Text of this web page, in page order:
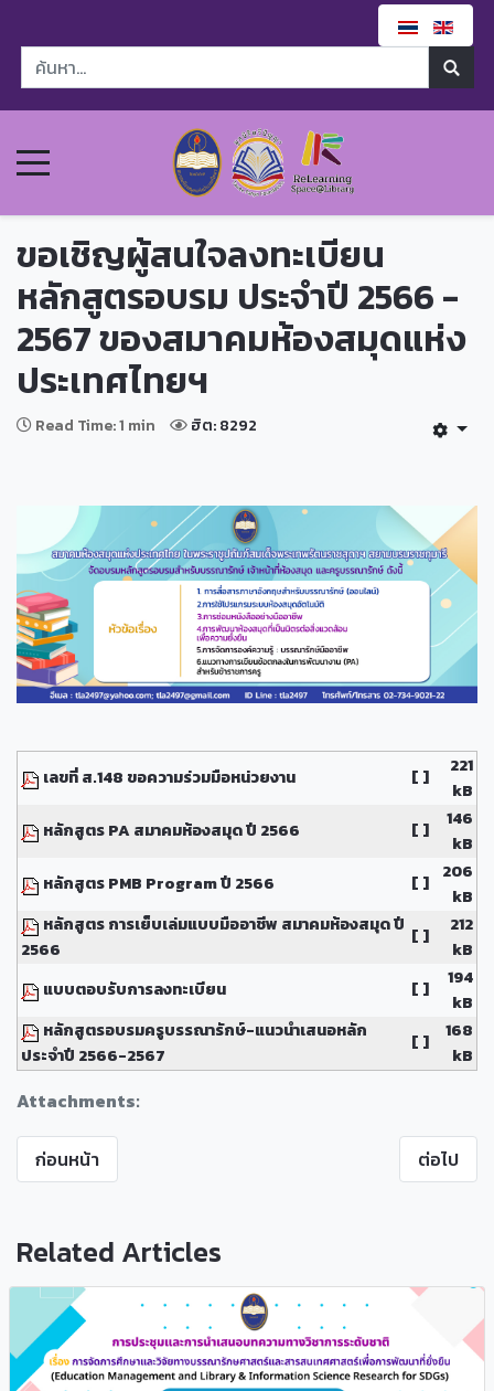
ขอเชิญผู้สนใจลงทะเบียน
หลักสูตรอบรม ประจำปี 2566 -
2567 ของสมาคมห้องสมุดแห่ง
ประเทศไทยฯ
Read Time: 1 min ฮิต: 8292
Attachments:
เลขที่ ส.148 ขอความร่วมมือหน่วยงาน [ ]
221
kB
หลักสูตร PA สมาคมห้องสมุด ปี 2566
[ ]
146
kB
หลักสูตร PMB Program ปี 2566
[ ] 206
kB
หลักสูตร การเย็บเล่มแบบมืออาชีพ สมาคมห้องสมุด ปี
2566
[ ]
212
kB
แบบตอบรับการลงทะเบียน
[ ]
194
kB
หลักสูตรอบรมครูบรรณารักษ์-แนวนำเสนอหลัก
ประจำปี 2566-2567
[ ]
168
kB
ก่อนหน้า ต่อไป
Related Articles